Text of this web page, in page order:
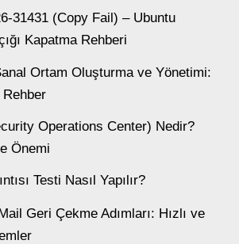
31431 (Copy Fail) – Ubuntu
Kapatma Rehberi
Ortam Oluşturma ve Yönetimi:
Rehber
Operations Center) Nedir?
Önemi
Testi Nasıl Yapılır?
Geri Çekme Adımları: Hızlı ve